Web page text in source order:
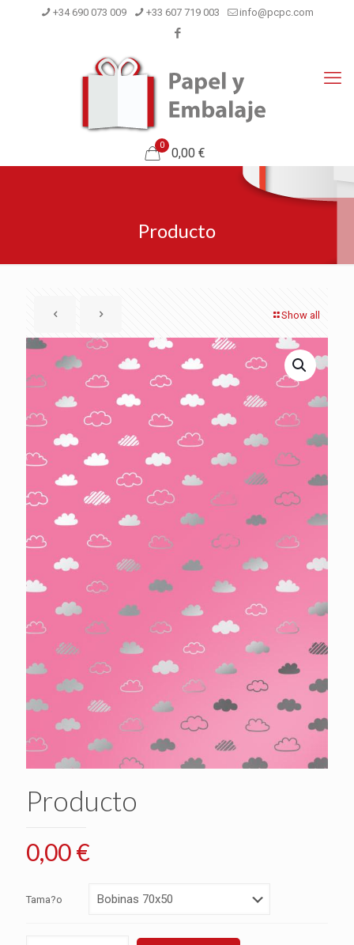
+34 690 073 009 +33 607 719 003 info@pcpc.com
0
0,00 €
Producto
Show all
Producto
0,00€
Tama?o